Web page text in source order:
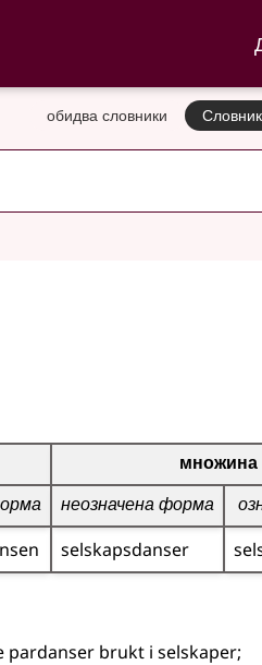
букмола та
обидва словники
множина
неозначена форма
selskaps­danser
pardanser brukt i selskaper;